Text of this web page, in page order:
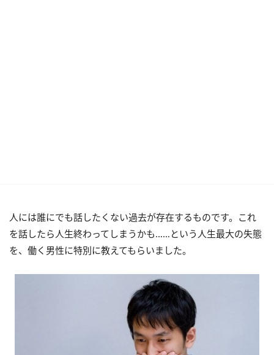
人には誰にでも話したくない過去が存在するものです。これ
を話したら人生終わってしまうかも……という人生最大の失態
を、働く男性に特別に教えてもらいました。